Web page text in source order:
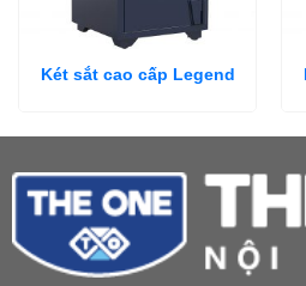
Két sắt cao cấp Legend